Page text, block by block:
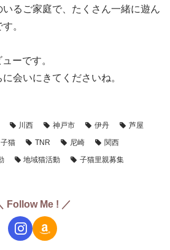
るご家庭で、たくさん一緒に遊ん
。
ーです。
会いにきてくださいね。
川西 神戸市 伊丹
芦屋
子猫 TNR 尼崎
関西
地域猫活動
子猫里親募集
Follow Me ! ／